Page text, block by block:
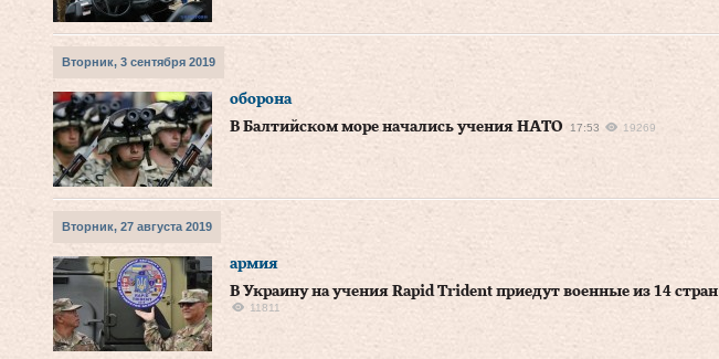
Вторник, 3 сентября 2019
оборона
В Балтийском море начались учения НАТО
17:53 19269
Вторник, 27 августа 2019
армия
В Украину на учения Rapid Trident приедут военные из 14 стран
11811